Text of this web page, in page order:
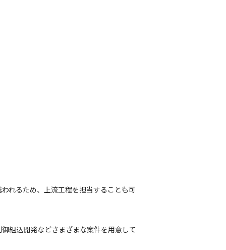
れるため、上流工程を担当することも可
組込開発などさまざまな案件を用意して